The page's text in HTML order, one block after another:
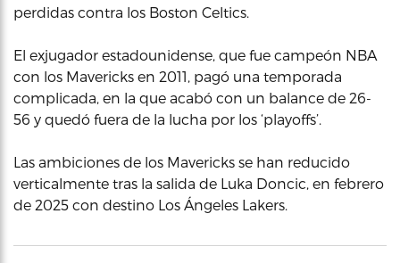
perdidas contra los Boston Celtics.
El exjugador estadounidense, que fue campeón NBA
con los Mavericks en 2011, pagó una temporada
complicada, en la que acabó con un balance de 26-
56 y quedó fuera de la lucha por los ‘playoffs’.
Las ambiciones de los Mavericks se han reducido
verticalmente tras la salida de Luka Doncic, en febrero
de 2025 con destino Los Ángeles Lakers.